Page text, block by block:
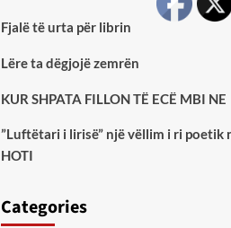
Fjalë të urta për librin
Lëre ta dëgjojë zemrën
KUR SHPATA FILLON TË ECË MBI NE
”Luftëtari i lirisë” një vëllim i ri poetik
HOTI
Categories